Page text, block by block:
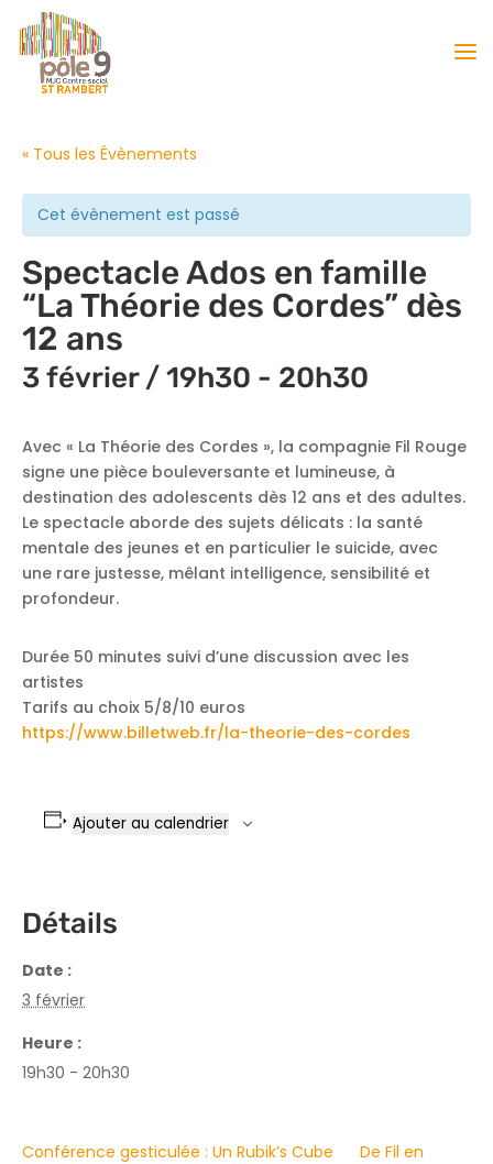
« Tous les Évènements
Cet évènement est passé
Spectacle Ados en famille
“La Théorie des Cordes” dès
12 ans
3 février / 19h30 - 20h30
Avec « La Théorie des Cordes », la compagnie Fil Rouge
signe une pièce bouleversante et lumineuse, à
destination des adolescents dès 12 ans et des adultes.
Le spectacle aborde des sujets délicats : la santé
mentale des jeunes et en particulier le suicide, avec
une rare justesse, mêlant intelligence, sensibilité et
profondeur.
Durée 50 minutes suivi d’une discussion avec les
artistes
Tarifs au choix 5/8/10 euros
https://www.billetweb.fr/la-theorie-des-cordes
Ajouter au calendrier
Détails
Date :
3 février
Heure :
19h30 - 20h30
Conférence gesticulée : Un Rubik’s Cube
De Fil en